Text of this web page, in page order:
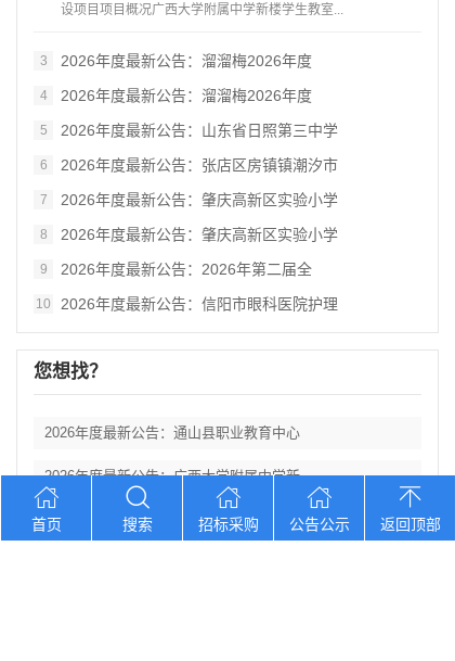
设项目项目概况广西大学附属中学新楼学生教室...
3 2026年度最新公告：溜溜梅2026年度
4 2026年度最新公告：溜溜梅2026年度
5 2026年度最新公告：山东省日照第三中学
6 2026年度最新公告：张店区房镇镇潮汐市
7 2026年度最新公告：肇庆高新区实验小学
8 2026年度最新公告：肇庆高新区实验小学
9 2026年度最新公告：2026年第二届全
10 2026年度最新公告：信阳市眼科医院护理
您想找？
2026年度最新公告：通山县职业教育中心
2026年度最新公告：广西大学附属中学新
2026年度最新公告：溜溜梅2026年度
首页 搜索 招标采购 公告公示 返回顶部